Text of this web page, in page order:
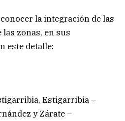
la integración de las
las zonas, en sus
este detalle:
Estigarribia –
y Zárate –